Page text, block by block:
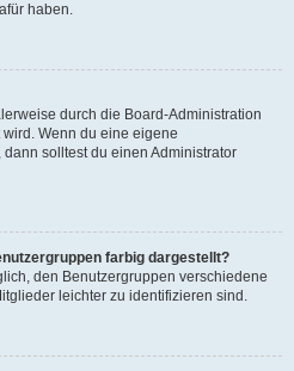
haben.
durch die Board-Administration
Wenn du eine eigene
solltest du einen Administrator
farbig dargestellt?
den Benutzergruppen verschiedene
leichter zu identifizieren sind.